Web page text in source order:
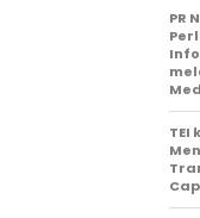
PR
TEI